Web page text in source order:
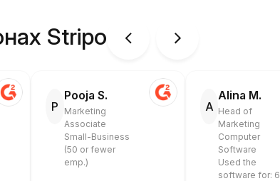
Stripo
P
Pooja S.
Marketing
Associate
Small-Business
(50 or fewer
emp.)
A
Alina M.
Head of
Marketing
Computer
Software
Used the
software for: